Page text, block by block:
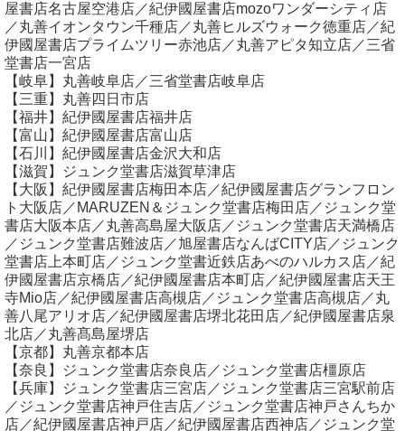
屋書店名古屋空港店／紀伊國屋書店mozoワンダーシティ店
／丸善イオンタウン千種店／丸善ヒルズウォーク徳重店／紀
伊國屋書店プライムツリー赤池店／丸善アピタ知立店／三省
堂書店一宮店
【岐阜】丸善岐阜店／三省堂書店岐阜店
【三重】丸善四日市店
【福井】紀伊國屋書店福井店
【富山】紀伊國屋書店富山店
【石川】紀伊國屋書店金沢大和店
【滋賀】ジュンク堂書店滋賀草津店
【大阪】紀伊國屋書店梅田本店／紀伊國屋書店グランフロン
ト大阪店／MARUZEN＆ジュンク堂書店梅田店／ジュンク堂
書店大阪本店／丸善高島屋大阪店／ジュンク堂書店天満橋店
／ジュンク堂書店難波店／旭屋書店なんばCITY店／ジュンク
堂書店上本町店／ジュンク堂書近鉄店あべのハルカス店／紀
伊國屋書店京橋店／紀伊國屋書店本町店／紀伊國屋書店天王
寺Mio店／紀伊國屋書店高槻店／ジュンク堂書店高槻店／丸
善八尾アリオ店／紀伊國屋書店堺北花田店／紀伊國屋書店泉
北店／丸善髙島屋堺店
【京都】丸善京都本店
【奈良】ジュンク堂書店奈良店／ジュンク堂書店橿原店
【兵庫】ジュンク堂書店三宮店／ジュンク堂書店三宮駅前店
／ジュンク堂書店神戸住吉店／ジュンク堂書店神戸さんちか
店／紀伊國屋書店神戸店／紀伊國屋書店西神店／ジュンク堂